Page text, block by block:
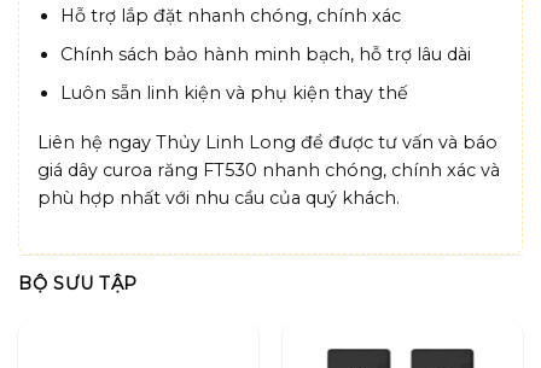
Hỗ trợ lắp đặt nhanh chóng, chính xác
Chính sách bảo hành minh bạch, hỗ trợ lâu dài
Luôn sẵn linh kiện và phụ kiện thay thế
Liên hệ ngay Thủy Linh Long để được tư vấn và báo
giá dây curoa răng FT530 nhanh chóng, chính xác và
phù hợp nhất với nhu cầu của quý khách.
BỘ SƯU TẬP